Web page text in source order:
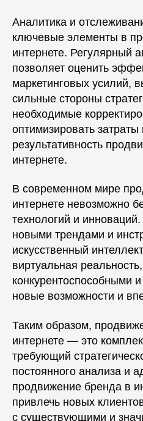
Аналитика и
ключевые элементы в
интернете. Регулярный
позволяет оценить
маркетинговых усилий,
сильные стороны
необходимые
оптимизировать затраты
результативность
интернете.
В современном мире
интернете невозможно
технологий и
новыми трендами и
искусственный
виртуальная
конкурентоспособными
новые возможности и
Таким образом,
интернете — это
требующий
постоянного анализа и
продвижение бренда в
привлечь новых
с существующими и